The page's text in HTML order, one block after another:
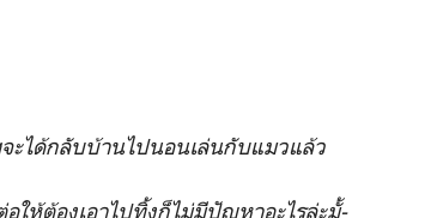
ะได้กลับบ้านไปนอนเล่นกับแมวแล้ว
ห้ต้องเอาไปทิ้งก็ไม่มีปัญหาอะไรล่ะมั้-